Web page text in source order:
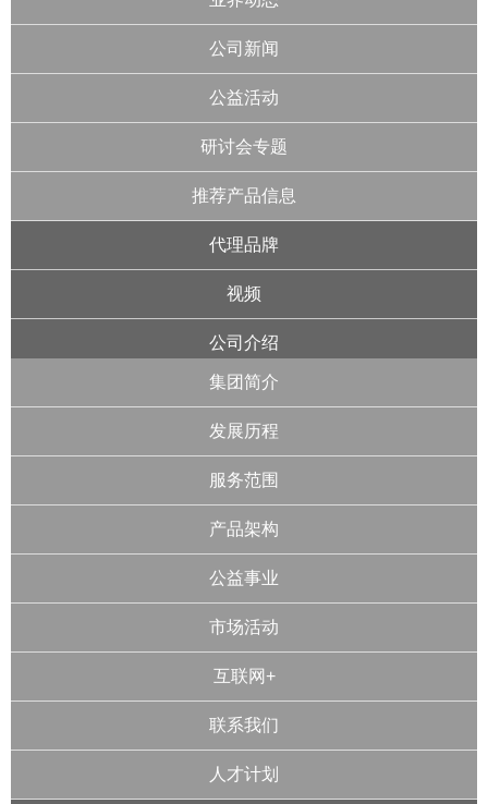
公司新闻
公益活动
研讨会专题
推荐产品信息
代理品牌
视频
公司介绍
集团简介
发展历程
服务范围
产品架构
公益事业
市场活动
互联网+
联系我们
人才计划